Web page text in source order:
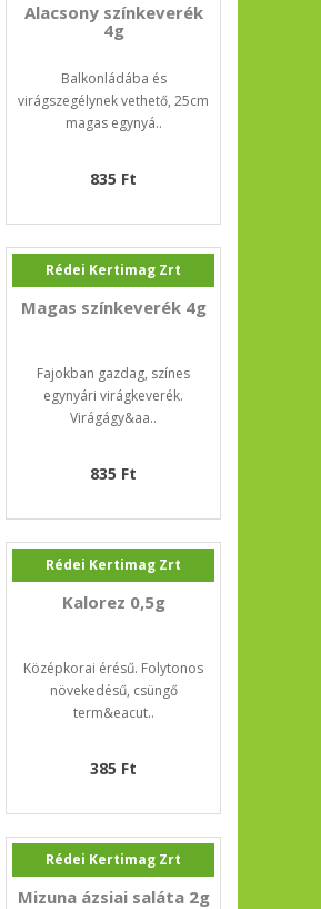
Alacsony színkeverék
4g
Balkonládába és
virágszegélynek vethető, 25cm
magas egynyá..
835 Ft
Rédei Kertimag Zrt
Magas színkeverék 4g
Fajokban gazdag, színes
egynyári virágkeverék.
Virágágy&aa..
835 Ft
Rédei Kertimag Zrt
Kalorez 0,5g
Középkorai érésű. Folytonos
növekedésű, csüngő
term&eacut..
385 Ft
Rédei Kertimag Zrt
Mizuna ázsiai saláta 2g